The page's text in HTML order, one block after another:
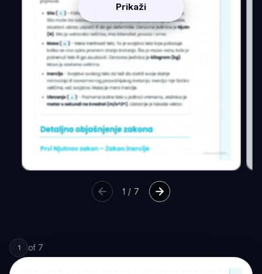
Prikaži
1 / 7
1 of 7